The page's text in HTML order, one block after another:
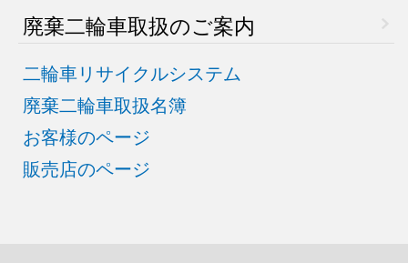
廃棄二輪車取扱のご案内
二輪車リサイクルシステム
廃棄二輪車取扱名簿
お客様のページ
販売店のページ